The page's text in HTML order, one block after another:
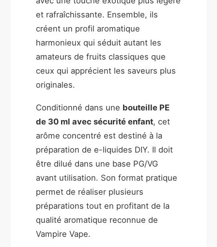
et rafraîchissante. Ensemble, ils
créent un profil aromatique
harmonieux qui séduit autant les
amateurs de fruits classiques que
ceux qui apprécient les saveurs plus
originales.
Conditionné dans une bouteille PE
de 30 ml avec sécurité enfant, cet
arôme concentré est destiné à la
préparation de e-liquides DIY. Il doit
être dilué dans une base PG/VG
avant utilisation. Son format pratique
permet de réaliser plusieurs
préparations tout en profitant de la
qualité aromatique reconnue de
Vampire Vape.